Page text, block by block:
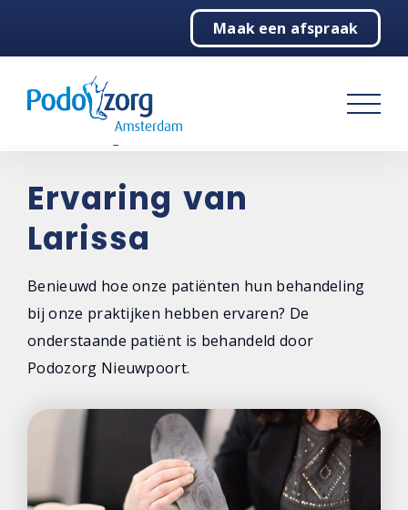
Maak een afspraak
Podologie
Behandelingen
Over ons
Contact
Ervaring van
Larissa
Benieuwd hoe onze patiënten hun behandeling
bij onze praktijken hebben ervaren? De
onderstaande patiënt is behandeld door
Podozorg Nieuwpoort.